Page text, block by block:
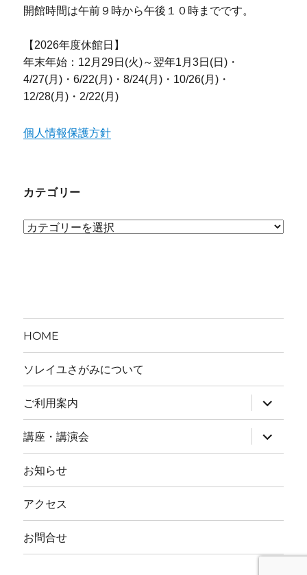
開館時間は午前９時から午後１０時までです。
【2026年度休館日】
年末年始：12月29日(火)～翌年1月3日(日)・
4/27(月)・6/22(月)・8/24(月)・10/26(月)・
12/28(月)・2/22(月)
個人情報保護方針
カテゴリー
カ
HOME
ソレイユさがみについて
ご利用案内
ブ
ニ
ー
展
講座・講演会
ブ
ニ
ー
展
お知らせ
アクセス
お問合せ